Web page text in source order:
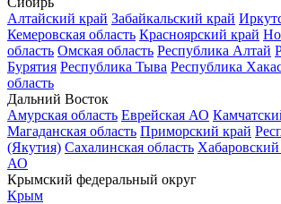
Алтайский край Забайкальский край
Кемеровская область Красноярский край
область Омская область Республика Алтай
Бурятия Республика Тыва Республика
область
Дальний Восток
Амурская область Еврейская АО
Магаданская область Приморский край
(Якутия) Сахалинская область
АО
Крымский федеральный округ
Крым